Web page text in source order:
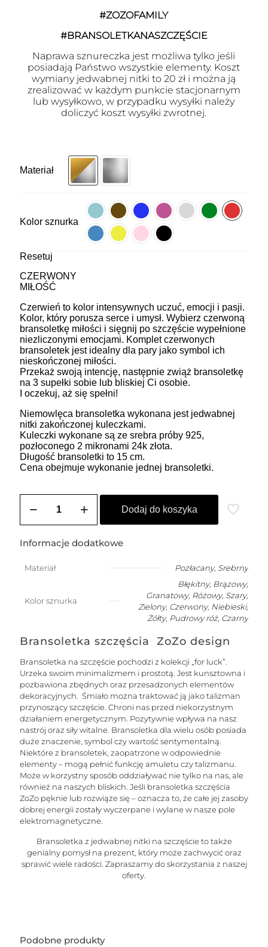
#ZOZOFAMILY
#BRANSOLETKANASZCZĘŚCIE
Naprawa sznureczka jest możliwa tylko jeśli
posiadają Państwo wszystkie elementy. Koszt
wymiany jedwabnej nitki to 20 zł i można ją
zrealizować w każdym punkcie stacjonarnym
lub wysyłkowo, w przypadku wysyłki należy
doliczyć koszt wysyłki zwrotnej.
Materiał
Kolor sznurka
Resetuj
CZERWONY
MIŁOŚĆ
Czerwień to kolor intensywnych uczuć, emocji i pasji.
Kolor, który porusza serce i umysł. Wybierz czerwoną
bransoletkę miłości i sięgnij po szczęście wypełnione
niezliczonymi emocjami. Komplet czerwonych
bransoletek jest idealny dla pary jako symbol ich
nieskończonej miłości.
Przekaż swoją intencję, następnie zwiąż bransoletkę
na 3 supełki sobie lub bliskiej Ci osobie.
I oczekuj, aż się spełni!
Niemowlęca bransoletka wykonana jest jedwabnej
nitki zakończonej kuleczkami.
Kuleczki wykonane są ze srebra próby 925,
pozłoconego 2 mikronami 24k złota.
Długość bransoletki to 15 cm.
Cena obejmuje wykonanie jednej bransoletki.
Bransoletka
dla
wybierz
kolor
Dodaj do koszyka
Informacje dodatkowe
Materiał Pozłacany, Srebrny
Kolor sznurka
Błękitny, Brązowy,
Granatowy, Różowy, Szary,
Zielony, Czerwony, Niebieski,
Żółty, Pudrowy róż, Czarny
Bransoletka szczęścia ZoZo design
Bransoletka na szczęście pochodzi z kolekcji „for luck”.
Urzeka swoim minimalizmem i prostotą. Jest kunsztowna i
pozbawiona zbędnych oraz przesadzonych elementów
dekoracyjnych. Śmiało można traktować ją jako talizman
przynoszący szczęście. Chroni nas przed niekorzystnym
działaniem energetycznym. Pozytywnie wpływa na nasz
nastrój oraz siły witalne. Bransoletka dla wielu osób posiada
duże znaczenie, symbol czy wartość sentymentalną.
Niektóre z bransoletek, zaopatrzone w odpowiednie
elementy – mogą pełnić funkcję amuletu czy talizmanu.
Może w korzystny sposób oddziaływać nie tylko na nas, ale
również na naszych bliskich. Jeśli bransoletka szczęścia
ZoZo pęknie lub rozwiąże się – oznacza to, że całe jej zasoby
dobrej energii zostały wyczerpane i wylane w nasze pole
elektromagnetyczne.
Bransoletka z jedwabnej nitki na szczęście to także
genialny pomysł na prezent, który może zachwycić oraz
sprawić wiele radości. Zapraszamy do skorzystania z naszej
oferty.
Podobne produkty